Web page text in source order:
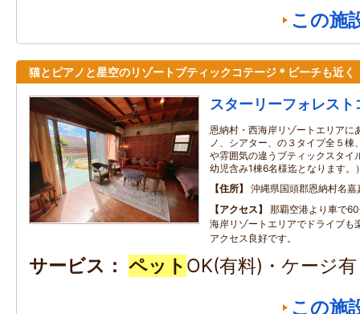
この施
猫とピアノと星空のリゾートブティックコテージ＊ビーチも近く
スターリーフォレスト
恩納村・西海岸リゾートエリアに
ノ、シアター、の３タイプ全５棟
や雰囲気の違うブティックスタイ
幼児含み1棟6名様迄となります。
住所
沖縄県国頭郡恩納村名
アクセス
那覇空港より車で
海岸リゾートエリアでドライブも
アクセス良好です。
サービス ペット OK(有料)・ケージ
この施